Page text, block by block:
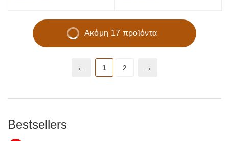
Ακόμη 17 προϊόντα
1 2
Bestsellers